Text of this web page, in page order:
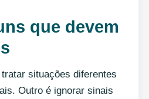
que devem
situações diferentes
Outro é ignorar sinais